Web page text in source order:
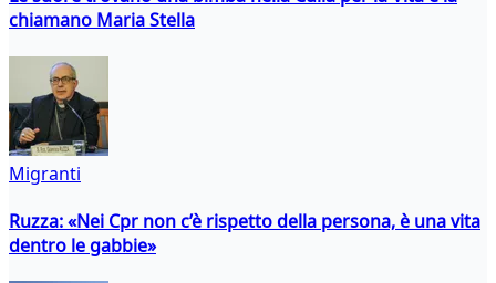
chiamano Maria Stella
Migranti
Ruzza: «Nei Cpr non c’è rispetto della persona, è una vita
dentro le gabbie»